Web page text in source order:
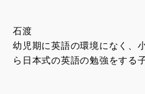
石渡
幼児期に英語の環境になく、
ら日本式の英語の勉強をする